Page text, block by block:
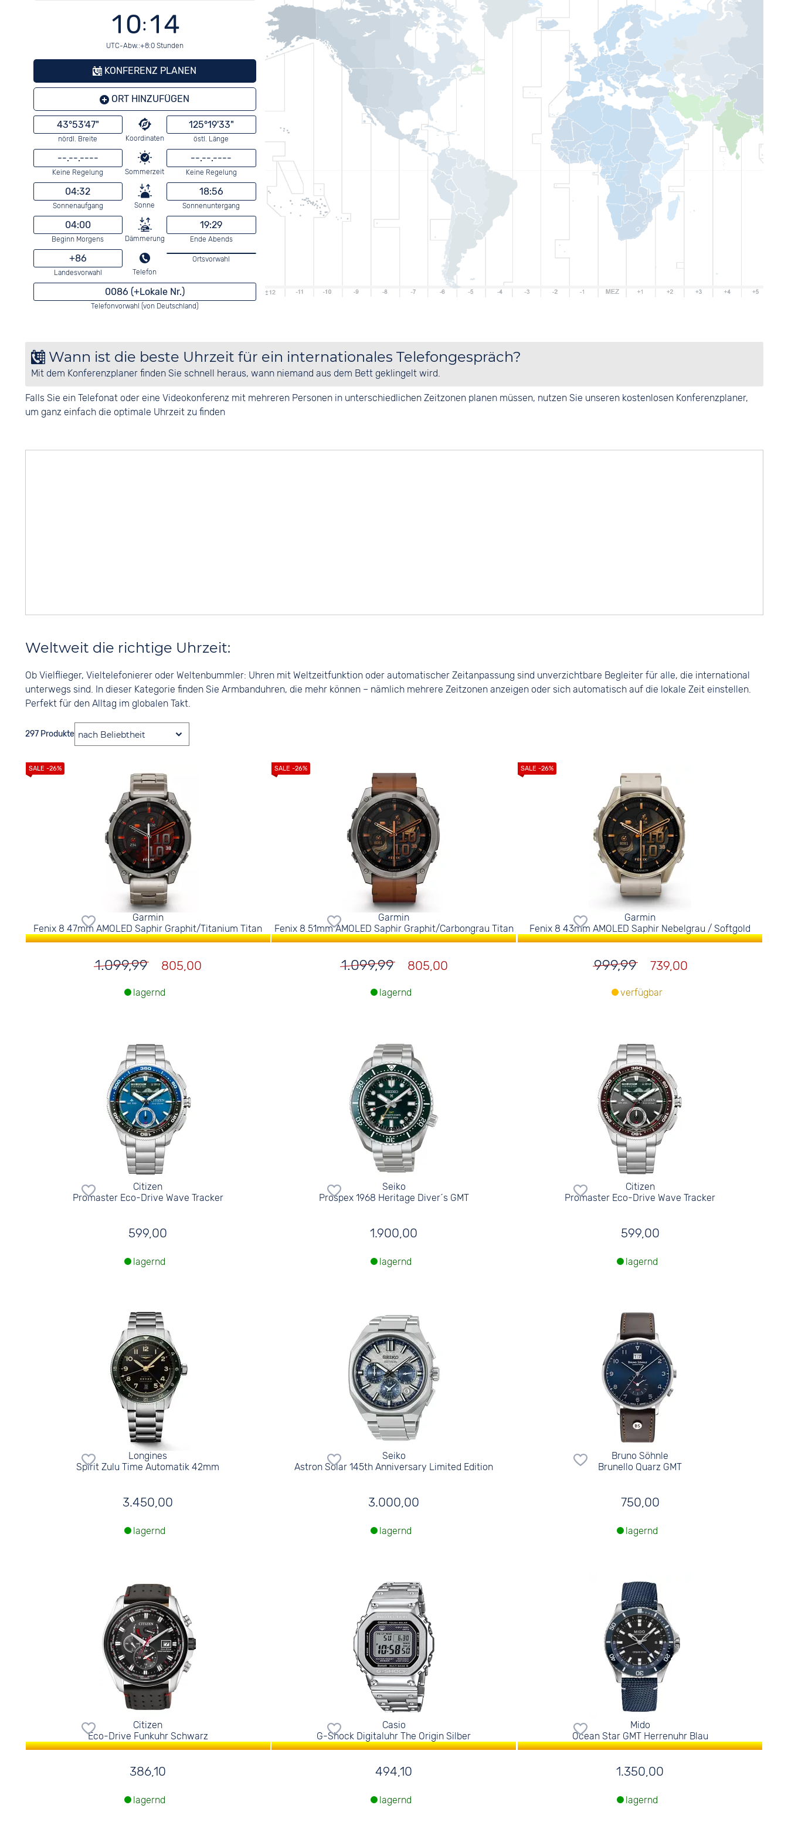
10:14
UTC-Abw.:+8:0 Stunden
KONFERENZ PLANEN
ORT HINZUFÜGEN
43°53'47"
nördl. Breite Koordinaten
125°19'33"
östl. Länge
--.--.----
Keine Regelung Sommerzeit
--.--.----
Keine Regelung
04:32
Sonnenaufgang Sonne
18:56
Sonnenuntergang
04:00
Beginn Morgens Dämmerung
19:29
Ende Abends
+86
Landesvorwahl Telefon
Ortsvorwahl
0086 (+Lokale Nr.)
Telefonvorwahl (von Deutschland)
Wann ist die beste Uhrzeit für ein internationales Telefongespräch?
Mit dem Konferenzplaner finden Sie schnell heraus, wann niemand aus dem Bett geklingelt wird.
Falls Sie ein Telefonat oder eine Videokonferenz mit mehreren Personen in unterschiedlichen Zeitzonen planen müssen, nutzen Sie unseren kostenlosen Konferenzplaner,
um ganz einfach die optimale Uhrzeit zu finden
Weltweit die richtige Uhrzeit:
Ob Vielflieger, Vieltelefonierer oder Weltenbummler: Uhren mit Weltzeitfunktion oder automatischer Zeitanpassung sind unverzichtbare Begleiter für alle, die international
unterwegs sind. In dieser Kategorie finden Sie Armbanduhren, die mehr können – nämlich mehrere Zeitzonen anzeigen oder sich automatisch auf die lokale Zeit einstellen.
Perfekt für den Alltag im globalen Takt.
297 Produkte
Garmin
Fenix 8 47mm AMOLED Saphir Graphit/Titanium Titan
1.099,99 805,00
lagernd
Garmin
Fenix 8 51mm AMOLED Saphir Graphit/Carbongrau Titan
1.099,99 805,00
lagernd
Garmin
Fenix 8 43mm AMOLED Saphir Nebelgrau / Softgold
999,99 739,00
verfügbar
Citizen
Promaster Eco-Drive Wave Tracker
599,00
lagernd
Seiko
Prospex 1968 Heritage Diver´s GMT
1.900,00
lagernd
Citizen
Promaster Eco-Drive Wave Tracker
599,00
lagernd
Longines
Spirit Zulu Time Automatik 42mm
3.450,00
lagernd
Seiko
Astron Solar 145th Anniversary Limited Edition
3.000,00
lagernd
Bruno Söhnle
Brunello Quarz GMT
750,00
lagernd
Citizen
Eco-Drive Funkuhr Schwarz
386,10
lagernd
Casio
G-Shock Digitaluhr The Origin Silber
494,10
lagernd
Mido
Ocean Star GMT Herrenuhr Blau
1.350,00
lagernd